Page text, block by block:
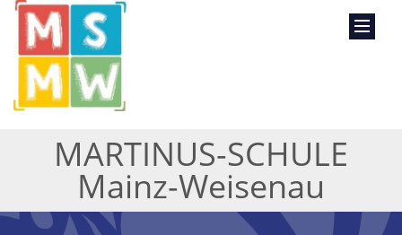
MARTINUS-SCHULE
Mainz-Weisenau